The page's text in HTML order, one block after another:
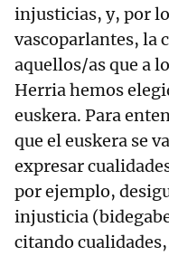
injusticias, y, por
vascoparlantes, la
aquellos/as que a
Herria hemos
euskera. Para
que el euskera se
expresar
por ejemplo,
injusticia
citando